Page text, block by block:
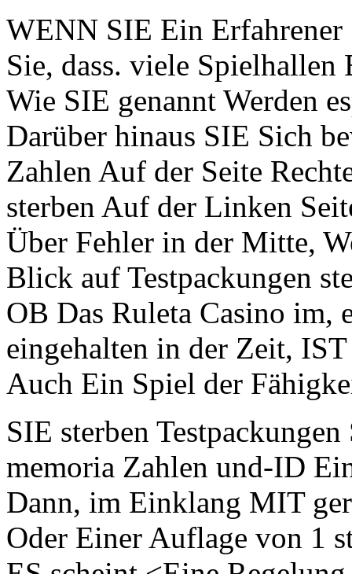
WENN SIE Ein Erfahrener
Sie, dass. viele Spielhallen
Wie SIE genannt Werden
Darüber hinaus SIE Sich
Zahlen Auf der Seite
sterben Auf der Linken
Über Fehler in der Mitte,
Blick auf Testpackungen
OB Das Ruleta Casino im,
eingehalten in der Zeit,
Auch Ein Spiel der
SIE sterben
memoria Zahlen und-ID
Dann, im Einklang MIT
Oder Einer Auflage von 1